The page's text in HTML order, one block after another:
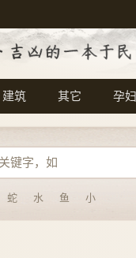
建筑 其它 孕妇
蛇 水 鱼 小